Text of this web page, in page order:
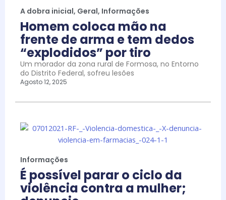
A dobra inicial, Geral, Informações
Homem coloca mão na
frente de arma e tem dedos
“explodidos” por tiro
Um morador da zona rural de Formosa, no Entorno
do Distrito Federal, sofreu lesões
Agosto 12, 2025
Informações
É possível parar o ciclo da
violência contra a mulher;